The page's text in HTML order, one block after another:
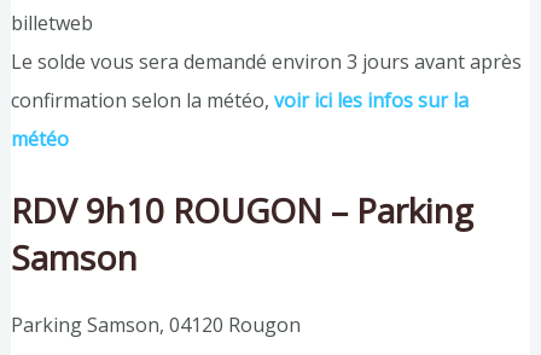
billetweb
Le solde vous sera demandé environ 3 jours avant après
confirmation selon la météo, voir ici les infos sur la
météo
RDV 9h10 ROUGON – Parking
Samson
Parking Samson, 04120 Rougon